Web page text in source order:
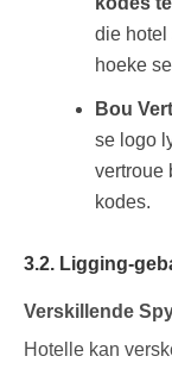
die hotel
hoeke
Bou
se logo
vertroue
kodes.
3.2. Ligging-
Verskillende
Hotelle kan